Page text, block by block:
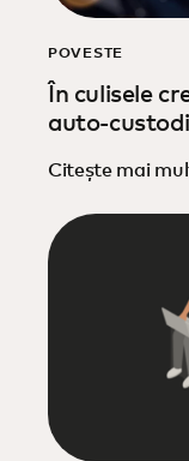
POVESTE
În culisele
auto-
Citește mai